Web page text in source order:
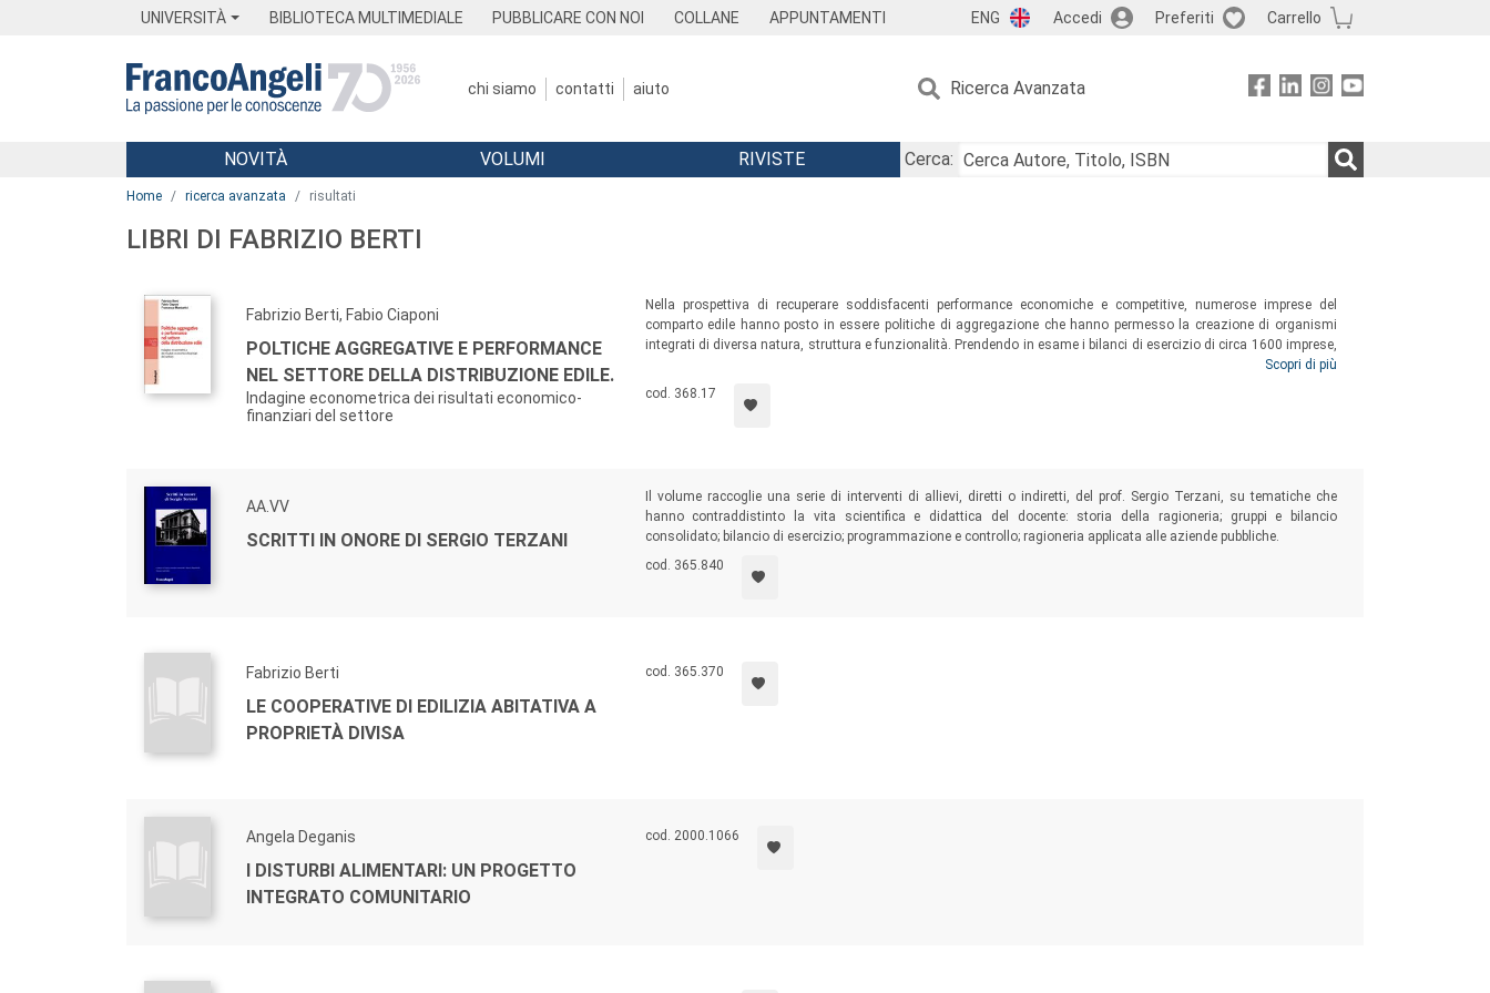
UNIVERSITÀ BIBLIOTECA MULTIMEDIALE PUBBLICARE CON NOI COLLANE APPUNTAMENTI ENG Accedi Preferiti Carrello
chi siamo contatti aiuto Ricerca Avanzata
Menu
NOVITÀ VOLUMI RIVISTE
Cerca:
Home ricerca avanzata risultati
LIBRI DI FABRIZIO BERTI
Fabrizio Berti, Fabio Ciaponi
POLTICHE AGGREGATIVE E PERFORMANCE
NEL SETTORE DELLA DISTRIBUZIONE EDILE.
Indagine econometrica dei risultati economico-
finanziari del settore
Nella prospettiva di recuperare soddisfacenti performance economiche e competitive, numerose imprese del
comparto edile hanno posto in essere politiche di aggregazione che hanno permesso la creazione di organismi
integrati di diversa natura, struttura e funzionalità. Prendendo in esame i bilanci di esercizio di circa 1600 imprese,
il volume ha voluto verificare come le più diffuse formule aggregative adottate nel settore abbiano impattato sulle
performance economiche e finanziarie delle imprese in-teressate, anche in rapporto a quelle aziende che invece
hanno preferito mantenere una posizione stand alone.
Scopri di più
cod. 368.17
AA.VV
SCRITTI IN ONORE DI SERGIO TERZANI
Il volume raccoglie una serie di interventi di allievi, diretti o indiretti, del prof. Sergio Terzani, su tematiche che
hanno contraddistinto la vita scientifica e didattica del docente: storia della ragioneria; gruppi e bilancio
consolidato; bilancio di esercizio; programmazione e controllo; ragioneria applicata alle aziende pubbliche.
cod. 365.840
Fabrizio Berti
LE COOPERATIVE DI EDILIZIA ABITATIVA A
PROPRIETÀ DIVISA
cod. 365.370
Angela Deganis
I DISTURBI ALIMENTARI: UN PROGETTO
INTEGRATO COMUNITARIO
cod. 2000.1066